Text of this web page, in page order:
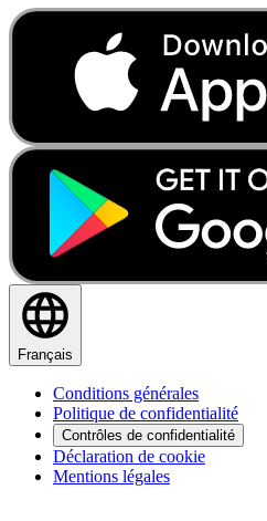
Français
Conditions générales
Politique de confidentialité
Contrôles de confidentialité
Déclaration de cookie
Mentions légales